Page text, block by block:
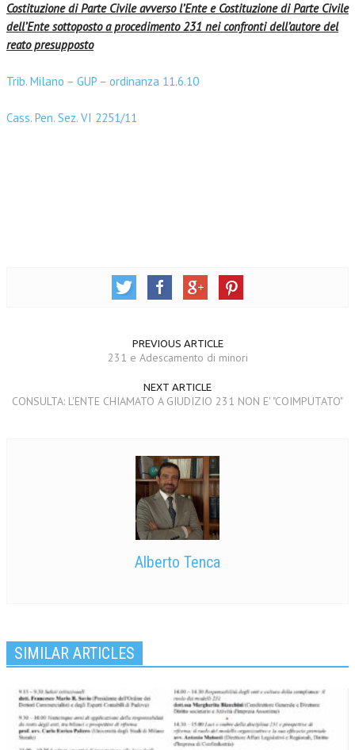
Costituzione di Parte Civile avverso l’Ente e Costituzione di Parte Civile
dell’Ente sottoposto a procedimento 231 nei confronti dell’autore del
reato presupposto
Trib. Milano – GUP – ordinanza 11.6.10
Cass. Pen. Sez. VI 2251/11
PREVIOUS ARTICLE
231 e Adescamento di minori
NEXT ARTICLE
CONSULTA: L'ENTE CHIAMATO A GIUDIZIO 231 NON E' "COIMPUTATO"
Alberto Tenca
SIMILAR ARTICLES